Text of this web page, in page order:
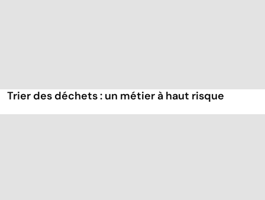
Trier des déchets : un métier à haut risque